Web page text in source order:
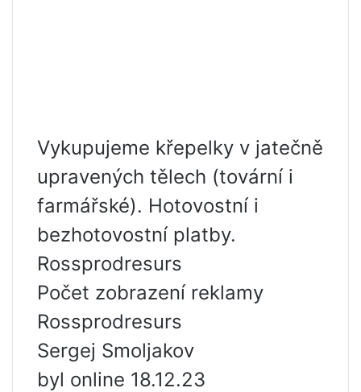
Vykupujeme křepelky v jatečně
upravených tělech (tovární i
farmářské). Hotovostní i
bezhotovostní platby.
Rossprodresurs
Počet zobrazení reklamy
Rossprodresurs
Sergej Smoljakov
byl online 18.12.23